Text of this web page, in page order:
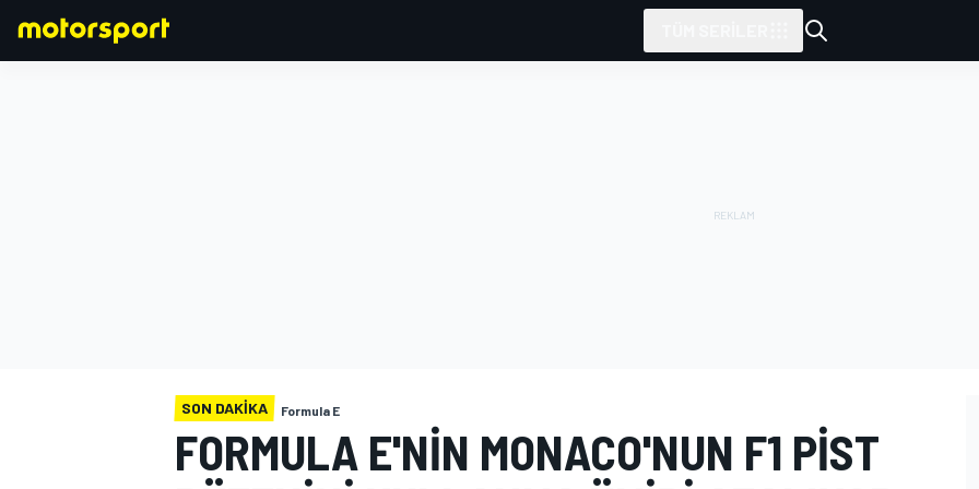
SON DAKIKA Formula E
FORMULA E'NIN MONACO'NUN F1 PIST